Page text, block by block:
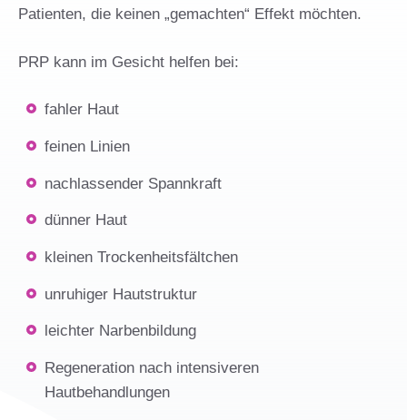
Patienten, die keinen „gemachten“ Effekt möchten.
PRP kann im Gesicht helfen bei:
fahler Haut
feinen Linien
nachlassender Spannkraft
dünner Haut
kleinen Trockenheitsfältchen
unruhiger Hautstruktur
leichter Narbenbildung
Regeneration nach intensiveren
Hautbehandlungen